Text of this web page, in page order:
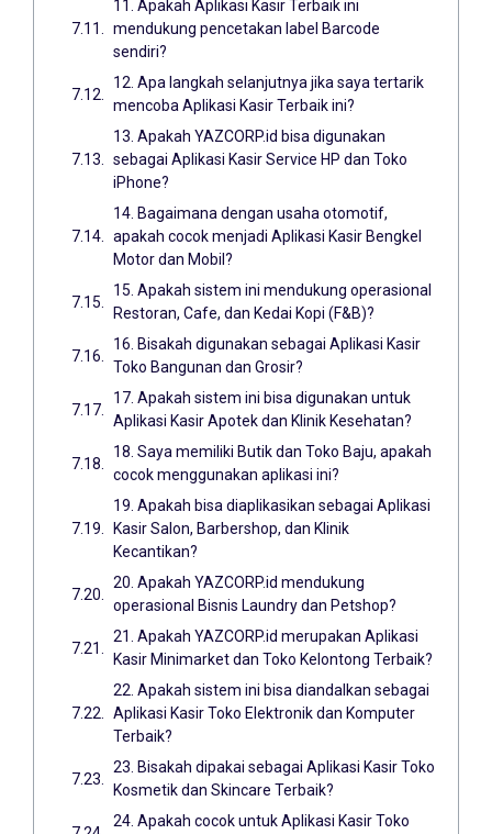
11. Apakah Aplikasi Kasir Terbaik ini
mendukung pencetakan label Barcode
sendiri?
12. Apa langkah selanjutnya jika saya tertarik
mencoba Aplikasi Kasir Terbaik ini?
13. Apakah YAZCORP.id bisa digunakan
sebagai Aplikasi Kasir Service HP dan Toko
iPhone?
14. Bagaimana dengan usaha otomotif,
apakah cocok menjadi Aplikasi Kasir Bengkel
Motor dan Mobil?
15. Apakah sistem ini mendukung operasional
Restoran, Cafe, dan Kedai Kopi (F&B)?
16. Bisakah digunakan sebagai Aplikasi Kasir
Toko Bangunan dan Grosir?
17. Apakah sistem ini bisa digunakan untuk
Aplikasi Kasir Apotek dan Klinik Kesehatan?
18. Saya memiliki Butik dan Toko Baju, apakah
cocok menggunakan aplikasi ini?
19. Apakah bisa diaplikasikan sebagai Aplikasi
Kasir Salon, Barbershop, dan Klinik
Kecantikan?
20. Apakah YAZCORP.id mendukung
operasional Bisnis Laundry dan Petshop?
21. Apakah YAZCORP.id merupakan Aplikasi
Kasir Minimarket dan Toko Kelontong Terbaik?
22. Apakah sistem ini bisa diandalkan sebagai
Aplikasi Kasir Toko Elektronik dan Komputer
Terbaik?
23. Bisakah dipakai sebagai Aplikasi Kasir Toko
Kosmetik dan Skincare Terbaik?
24. Apakah cocok untuk Aplikasi Kasir Toko